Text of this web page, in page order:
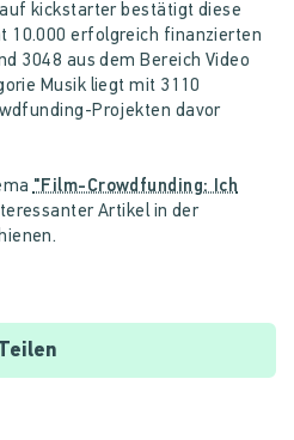
kickstarter bestätigt diese
10.000 erfolgreich finanzierten
3048 aus dem Bereich Video
Musik liegt mit 3110
Projekten davor
"Film-Crowdfunding: Ich
Artikel in der